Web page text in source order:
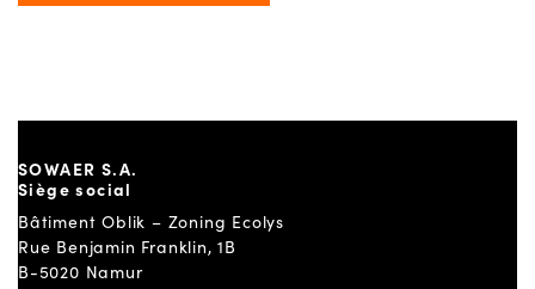
SOWAER S.A.
Siège social
Bâtiment Oblik – Zoning Ecolys
Rue Benjamin Franklin, 1B
B-5020 Namur